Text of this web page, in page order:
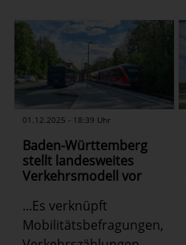
01.12.2025 - 18:39 Uhr
Baden-Württemberg
stellt landesweites
Verkehrsmodell vor
...Es verknüpft
Mobilitätsbefragungen,